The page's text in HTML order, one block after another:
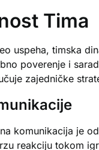
Tima
uspeha, timska
poverenje i
zajedničke
komunikacija je
reakciju tokom